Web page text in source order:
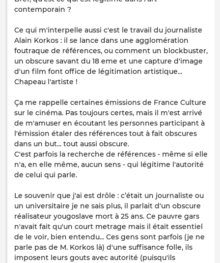
contemporain ?
Ce qui m'interpelle aussi c'est le travail du journaliste
Alain Korkos : il se lance dans une agglomération
foutraque de références, ou comment un blockbuster,
un obscure savant du 18 eme et une capture d'image
d'un film font office de légitimation artistique...
Chapeau l'artiste !
Ça me rappelle certaines émissions de France Culture
sur le cinéma. Pas toujours certes, mais il m'est arrivé
de m'amuser en écoutant les personnes participant à
l'émission étaler des références tout à fait obscures
dans un but... tout aussi obscure.
C'est parfois la recherche de références - même si elle
n'a, en elle même, aucun sens - qui légitime l'autorité
de celui qui parle.
Le souvenir que j'ai est drôle : c’était un journaliste ou
un universitaire je ne sais plus, il parlait d'un obscure
réalisateur yougoslave mort à 25 ans. Ce pauvre gars
n'avait fait qu'un court metrage mais il était essentiel
de le voir, bien entendu... Ces gens sont parfois (je ne
parle pas de M. Korkos là) d'une suffisance folle, ils
imposent leurs gouts avec autorité (puisqu'ils